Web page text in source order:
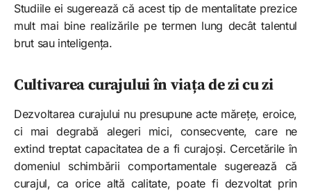
Studiile ei sugerează că acest tip de mentalitate prezice
mult mai bine realizările pe termen lung decât talentul
brut sau inteligența.
Cultivarea curajului în viața de zi cu zi
Dezvoltarea curajului nu presupune acte mărețe, eroice,
ci mai degrabă alegeri mici, consecvente, care ne
extind treptat capacitatea de a fi curajoși. Cercetările în
domeniul schimbării comportamentale sugerează că
curajul, ca orice altă calitate, poate fi dezvoltat prin